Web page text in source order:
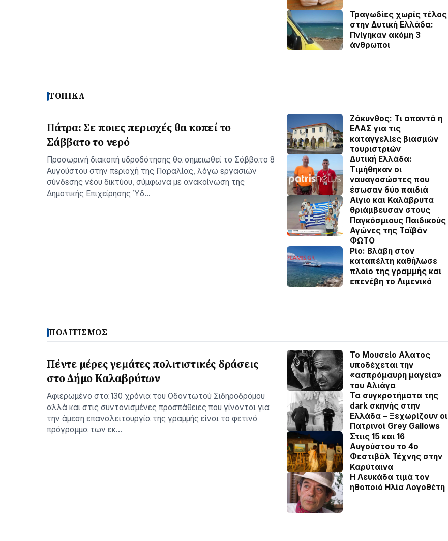
Τραγωδίες χωρίς τέλος
στην Δυτική Ελλάδα:
Πνίγηκαν ακόμη 3
άνθρωποι
ΤΟΠΙΚΑ
Πάτρα: Σε ποιες περιοχές θα κοπεί το
Σάββατο το νερό
Προσωρινή διακοπή υδροδότησης θα σημειωθεί το Σάββατο 8
Αυγούστου στην περιοχή της Παραλίας, λόγω εργασιών
σύνδεσης νέου δικτύου, σύμφωνα με ανακοίνωση της
Δημοτικής Επιχείρησης Ύδ…
Ζάκυνθος: Τι απαντά η
ΕΛΑΣ για τις
καταγγελίες βιασμών
τουριστριών
Δυτική Ελλάδα:
Τιµήθηκαν οι
ναυαγοσώστες που
έσωσαν δύο παιδιά
Αίγιο και Καλάβρυτα
θριάμβευσαν στους
Παγκόσμιους Παιδικούς
Αγώνες της Ταϊβάν
ΦΩΤΟ
Ρίο: Βλάβη στον
καταπέλτη καθήλωσε
πλοίο της γραμμής και
επενέβη το Λιμενικό
ΠΟΛΙΤΙΣΜΟΣ
Πέντε μέρες γεμάτες πολιτιστικές δράσεις
στο Δήμο Καλαβρύτων
Αφιερωμένο στα 130 χρόνια του Οδοντωτού Σιδηροδρόμου
αλλά και στις συντονισμένες προσπάθειες που γίνονται για
την άμεση επαναλειτουργία της γραμμής είναι το φετινό
πρόγραμμα των εκ…
Το Μουσείο Αλατος
υποδέχεται την
«ασπρόμαυρη μαγεία»
του Αλιάγα
Τα συγκροτήματα της
dark σκηνής στην
Ελλάδα – Ξεχωρίζουν οι
Πατρινοί Grey Gallows
Στιις 15 και 16
Αυγούστου το 4ο
Φεστιβάλ Τέχνης στην
Καρύταινα
Η Λευκάδα τιμά τον
ηθοποιό Ηλία Λογοθέτη